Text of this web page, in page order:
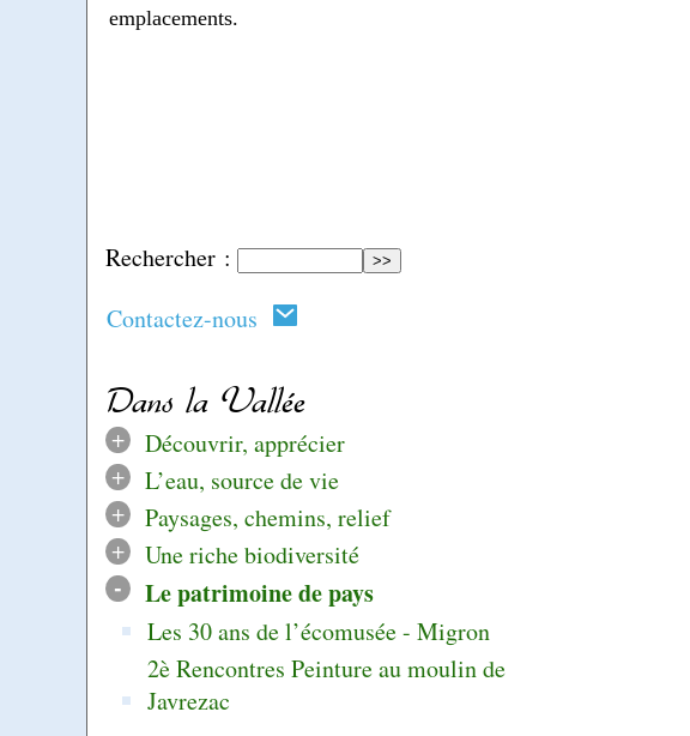
Rechercher :
Contactez-nous
Dans la Vallée
+
Découvrir, apprécier
+
L’eau, source de vie
+
Paysages, chemins, relief
+
Une riche biodiversité
- Le patrimoine de pays
Les 30 ans de l’écomusée - Migron
2è Rencontres Peinture au moulin de
Javrezac
emplacements.